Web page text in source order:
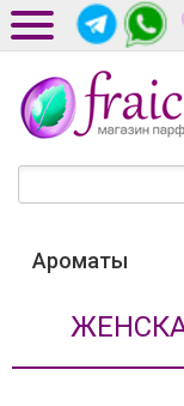
Ароматы